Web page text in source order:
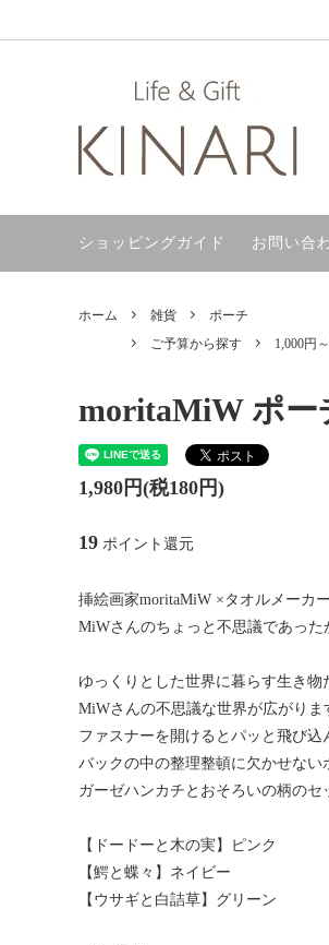
名入れ加工
ご予算から探す
日本の焼き物
プチギフト
サイトマップ
ショッピングガイド お問い合
ホーム 雑貨
ポーチ
ご予算から探す
1,000円
moritaMiW ポー
1,980円(税180円)
19 ポイント還元
挿絵画家moritaMiW ×タオルメーカ
MiWさんのちょっと不思議であった
ゆっくりとした世界に暮らす生き物
MiWさんの不思議な世界が広がりま
ファスナーを開けるとパッと飛び込
バックの中の整理整頓に欠かせない
ガーゼハンカチとおそろいの柄のセ
【ドードーと木の実】ピンク
【鰐と蝶々】ネイビー
【ウサギと白詰草】グリーン